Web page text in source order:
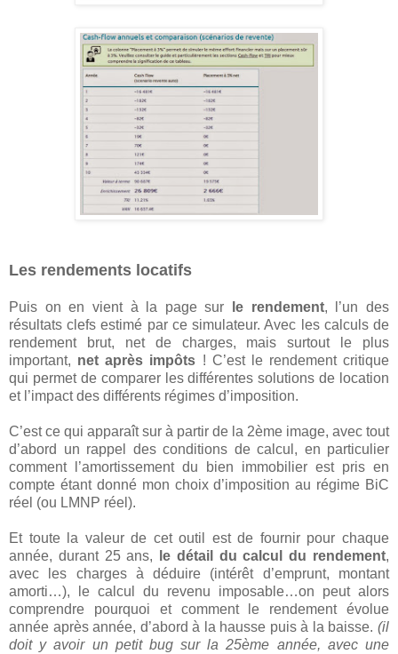
Les rendements locatifs
Puis on en vient à la page sur le rendement, l’un des
résultats clefs estimé par ce simulateur. Avec les calculs de
rendement brut, net de charges, mais surtout le plus
important, net après impôts ! C’est le rendement critique
qui permet de comparer les différentes solutions de location
et l’impact des différents régimes d’imposition.
C’est ce qui apparaît sur à partir de la 2ème image, avec tout
d’abord un rappel des conditions de calcul, en particulier
comment l’amortissement du bien immobilier est pris en
compte étant donné mon choix d’imposition au régime BiC
réel (ou LMNP réel).
Et toute la valeur de cet outil est de fournir pour chaque
année, durant 25 ans,
le détail du calcul du rendement,
avec les charges à déduire (intérêt d’emprunt, montant
amorti…), le calcul du revenu imposable…on peut alors
comprendre pourquoi et comment le rendement évolue
année après année, d’abord à la hausse puis à la baisse. (il
doit y avoir un petit bug sur la 25ème année, avec une